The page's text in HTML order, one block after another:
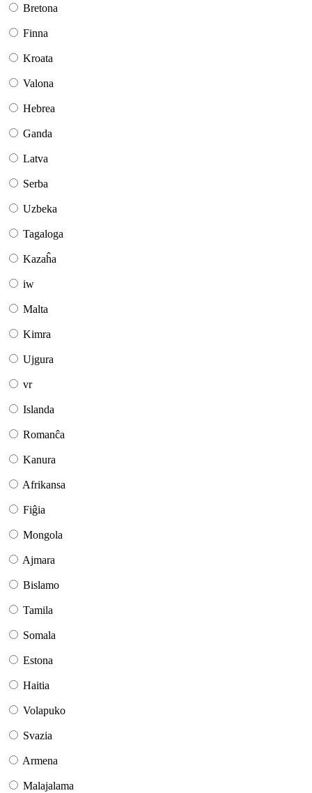
Bretona
Finna
Kroata
Valona
Hebrea
Ganda
Latva
Serba
Uzbeka
Tagaloga
Kazaĥa
iw
Malta
Kimra
Ujgura
vr
Islanda
Romanĉa
Kanura
Afrikansa
Fiĝia
Mongola
Ajmara
Bislamo
Tamila
Somala
Estona
Haitia
Volapuko
Svazia
Armena
Malajalama